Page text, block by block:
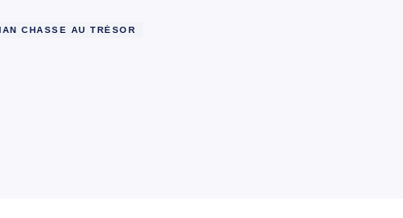
CHASSE AU TRÉSOR